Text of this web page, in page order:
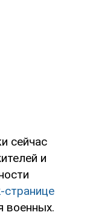
сейчас
и
странице
военных.